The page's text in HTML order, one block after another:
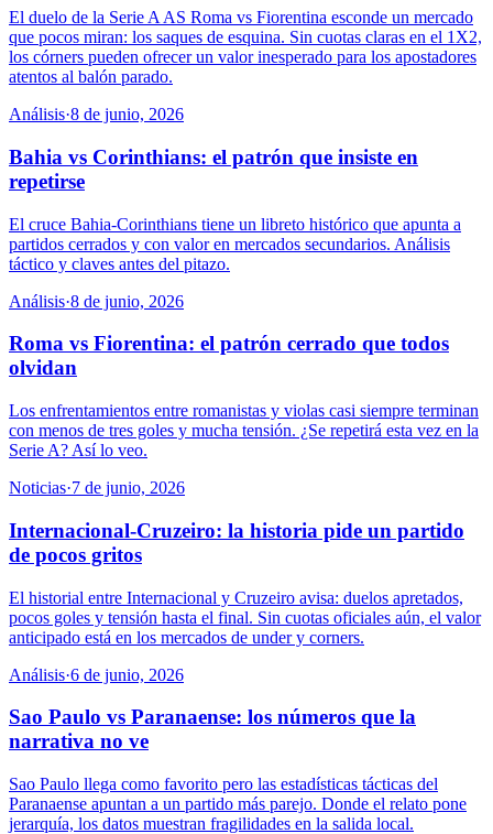
El duelo de la Serie A AS Roma vs Fiorentina esconde un mercado
que pocos miran: los saques de esquina. Sin cuotas claras en el 1X2,
los córners pueden ofrecer un valor inesperado para los apostadores
atentos al balón parado.
Análisis·8 de junio, 2026
Bahia vs Corinthians: el patrón que insiste en
repetirse
El cruce Bahia-Corinthians tiene un libreto histórico que apunta a
partidos cerrados y con valor en mercados secundarios. Análisis
táctico y claves antes del pitazo.
Análisis·8 de junio, 2026
Roma vs Fiorentina: el patrón cerrado que todos
olvidan
Los enfrentamientos entre romanistas y violas casi siempre terminan
con menos de tres goles y mucha tensión. ¿Se repetirá esta vez en la
Serie A? Así lo veo.
Noticias·7 de junio, 2026
Internacional-Cruzeiro: la historia pide un partido
de pocos gritos
El historial entre Internacional y Cruzeiro avisa: duelos apretados,
pocos goles y tensión hasta el final. Sin cuotas oficiales aún, el valor
anticipado está en los mercados de under y corners.
Análisis·6 de junio, 2026
Sao Paulo vs Paranaense: los números que la
narrativa no ve
Sao Paulo llega como favorito pero las estadísticas tácticas del
Paranaense apuntan a un partido más parejo. Donde el relato pone
jerarquía, los datos muestran fragilidades en la salida local.